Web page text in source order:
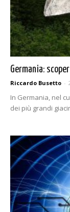
Germania:
Riccardo Busetto -
In Germania, nel
dei più grandi